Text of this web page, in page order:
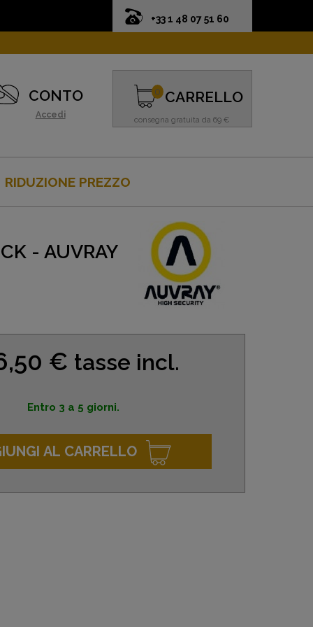
+33 1 48 07 51 60
CONTO
Accedi
CARRELLO
consegna gratuita da 69 €
0
RIDUZIONE PREZZO
- AUVRAY
€ tasse incl.
Entro 3 a 5 giorni.
AL CARRELLO